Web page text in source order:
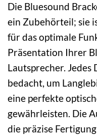
Die Bluesound
ein Zubehörteil; sie
für das optimale
Präsentation Ihrer
Lautsprecher.
bedacht, um
eine perfekte
gewährleisten. Die
die präzise